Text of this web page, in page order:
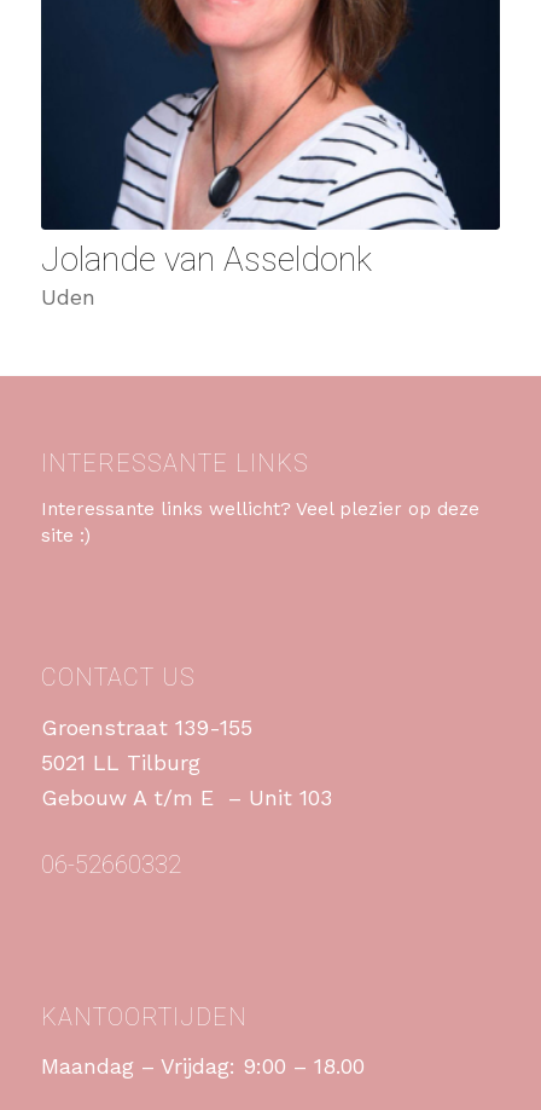
Jolande van Asseldonk
Uden
INTERESSANTE LINKS
Interessante links wellicht? Veel plezier op deze
site :)
CONTACT US
Groenstraat 139-155
5021 LL Tilburg
Gebouw A t/m E – Unit 103
06-52660332
KANTOORTIJDEN
Maandag – Vrijdag: 9:00 – 18.00